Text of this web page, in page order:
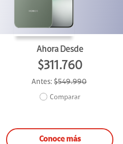
Ahora Desde
$311.760
Antes:$549.990
Comparar
Conoce más